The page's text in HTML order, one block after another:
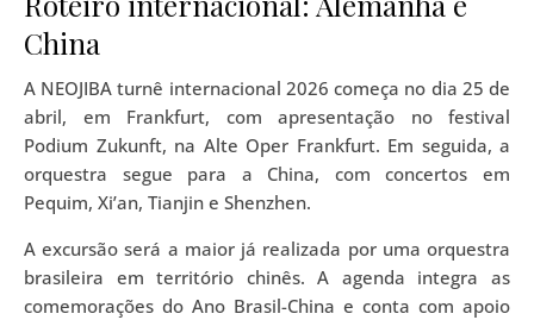
China
A NEOJIBA turnê internacional 2026 começa no dia 25 de
abril, em Frankfurt, com apresentação no festival
Podium Zukunft, na Alte Oper Frankfurt. Em seguida, a
orquestra segue para a China, com concertos em
Pequim, Xi’an, Tianjin e Shenzhen.
A excursão será a maior já realizada por uma orquestra
brasileira em território chinês. A agenda integra as
comemorações do Ano Brasil-China e conta com apoio